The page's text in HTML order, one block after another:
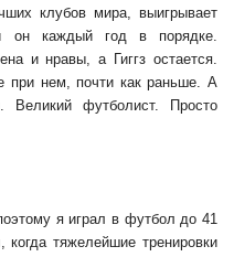
клубов мира, выигрывает
он каждый год в порядке.
и нравы, а Гиггз остается.
при нем, почти как раньше. А
Великий футболист. Просто
я играл в футбол до 41
тяжелейшие тренировки